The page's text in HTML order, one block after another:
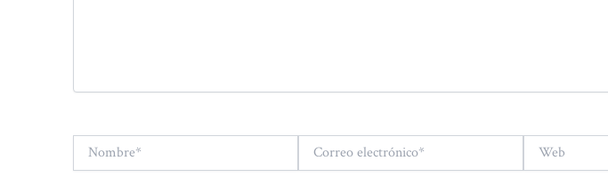
Nombre*
Correo
electrónico*
Web